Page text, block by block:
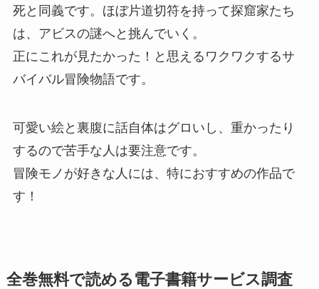
死と同義です。ほぼ片道切符を持って探窟家たち
は、アビスの謎へと挑んでいく。
正にこれが見たかった！と思えるワクワクするサ
バイバル冒険物語です。
可愛い絵と裏腹に話自体はグロいし、重かったり
するので苦手な人は要注意です。
冒険モノが好きな人には、特におすすめの作品で
す！
全巻無料で読める電子書籍サービス調査